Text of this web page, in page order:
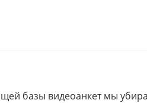
базы видеоанкет мы